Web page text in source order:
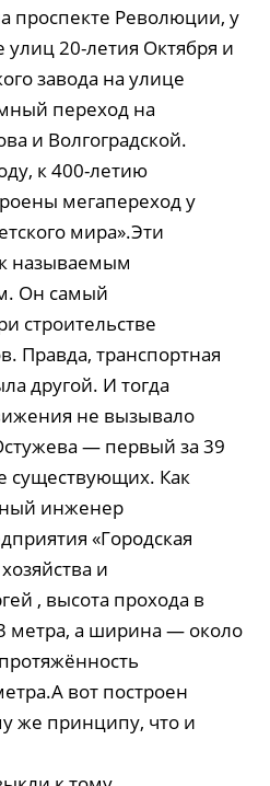
проспекте Революции, у
улиц 20-летия Октября и
завода на улице
переход на
и Волгоградской.
к 400-летию
мегапереход у
мира».Эти
называемым
Он самый
строительстве
Правда, транспортная
другой. И тогда
не вызывало
— первый за 39
существующих. Как
инженер
«Городская
и
, высота прохода в
метра, а ширина — около
вот построен
же принципу, что и